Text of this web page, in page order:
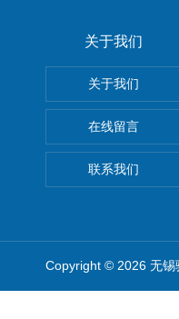
关于我们
关于我们
在线留言
联系我们
Copyright © 2026 无锡